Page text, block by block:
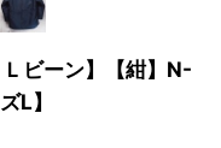
ビーン】【紺】N-
L】